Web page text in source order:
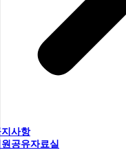
사항
공유자료실